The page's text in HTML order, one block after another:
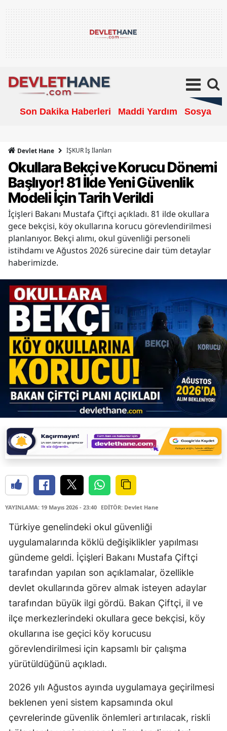
Son Dakika Haberleri Maddi Yardım Sosyal
Devlet Hane İŞKUR İş İlanları
Okullara Bekçi ve Korucu Dönemi
Başlıyor! 81 İlde Yeni Güvenlik
Modeli İçin Tarih Verildi
İçişleri Bakanı Mustafa Çiftçi açıkladı. 81 ilde okullara
gece bekçisi, köy okullarına korucu görevlendirilmesi
planlanıyor. Bekçi alımı, okul güvenliği personeli
istihdamı ve Ağustos 2026 sürecine dair tüm detaylar
haberimizde.
YAYINLAMA: 19 Mayıs 2026 - 23:40 EDİTÖR: Devlet Hane
Türkiye genelindeki okul güvenliği
uygulamalarında köklü değişiklikler yapılması
gündeme geldi. İçişleri Bakanı Mustafa Çiftçi
tarafından yapılan son açıklamalar, özellikle
devlet okullarında görev almak isteyen adaylar
tarafından büyük ilgi gördü. Bakan Çiftçi, il ve
ilçe merkezlerindeki okullara gece bekçisi, köy
okullarına ise geçici köy korucusu
görevlendirilmesi için kapsamlı bir çalışma
yürütüldüğünü açıkladı.
2026 yılı Ağustos ayında uygulamaya geçirilmesi
beklenen yeni sistem kapsamında okul
çevrelerinde güvenlik önlemleri artırılacak, riskli